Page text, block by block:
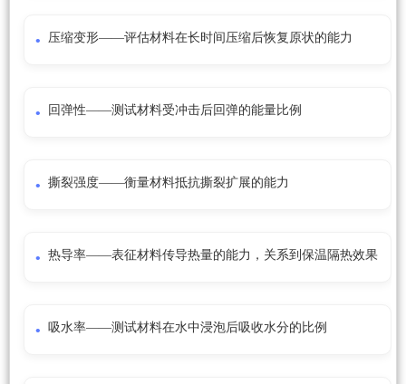
压缩变形——评估材料在长时间压缩后恢复原状的能力
回弹性——测试材料受冲击后回弹的能量比例
撕裂强度——衡量材料抵抗撕裂扩展的能力
热导率——表征材料传导热量的能力，关系到保温隔热效果
吸水率——测试材料在水中浸泡后吸收水分的比例